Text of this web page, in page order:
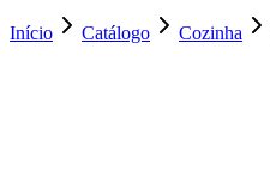
Início Catálogo Cozinha